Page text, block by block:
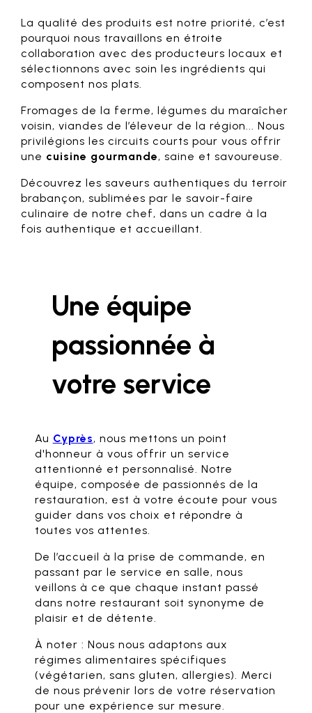
La qualité des produits est notre priorité, c’est
pourquoi nous travaillons en étroite
collaboration avec des producteurs locaux et
sélectionnons avec soin les ingrédients qui
composent nos plats.
Fromages de la ferme, légumes du maraîcher
voisin, viandes de l’éleveur de la région... Nous
privilégions les circuits courts pour vous offrir
une cuisine gourmande, saine et savoureuse.
Découvrez les saveurs authentiques du terroir
brabançon, sublimées par le savoir-faire
culinaire de notre chef, dans un cadre à la
fois authentique et accueillant.
Une équipe
passionnée à
votre service
Au Cyprès, nous mettons un point
d'honneur à vous offrir un service
attentionné et personnalisé. Notre
équipe, composée de passionnés de la
restauration, est à votre écoute pour vous
guider dans vos choix et répondre à
toutes vos attentes.
De l’accueil à la prise de commande, en
passant par le service en salle, nous
veillons à ce que chaque instant passé
dans notre restaurant soit synonyme de
plaisir et de détente.
À noter : Nous nous adaptons aux
régimes alimentaires spécifiques
(végétarien, sans gluten, allergies). Merci
de nous prévenir lors de votre réservation
pour une expérience sur mesure.